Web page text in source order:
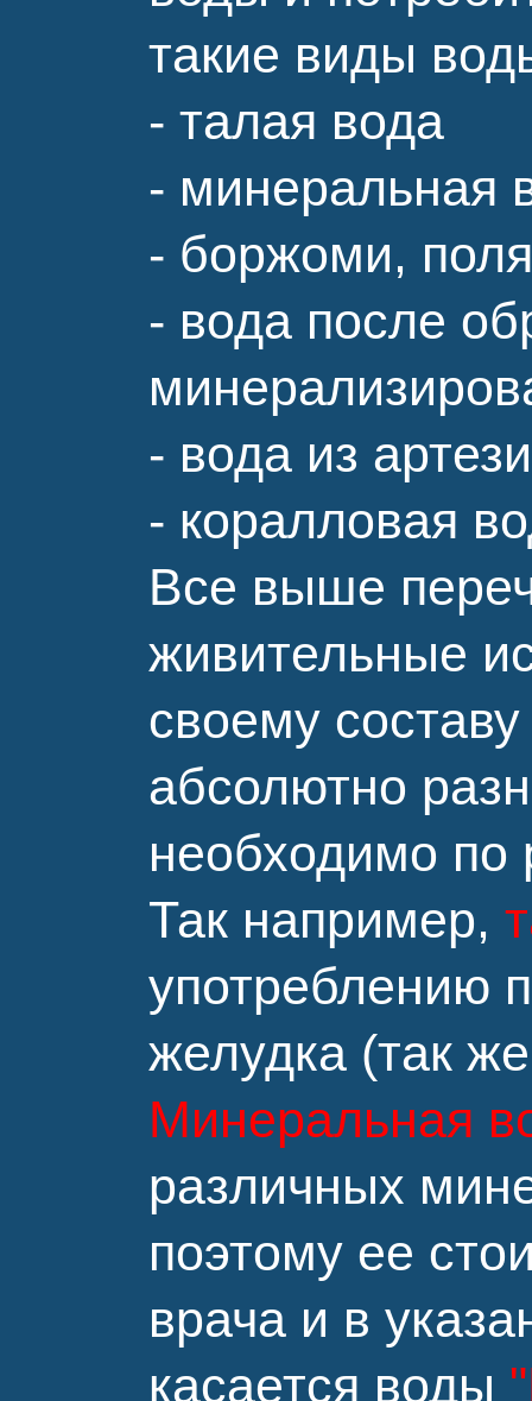
такие виды
- талая вода
- минеральная
- боржоми,
- вода после
- вода из
- коралловая
Все выше
живительные
своему
абсолютно
необходимо по
Так например,
употреблению
желудка (так
Минеральная
различных
поэтому ее
врача и в
касается воды